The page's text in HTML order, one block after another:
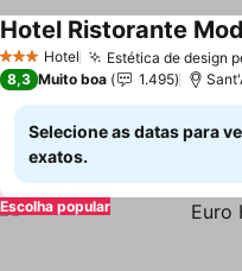
3 EstrelasHotel Estética de design
Hotel Ristorante
8,3 Muito boa 1.495
Selecione as datas para
exatos.
Escolha popular